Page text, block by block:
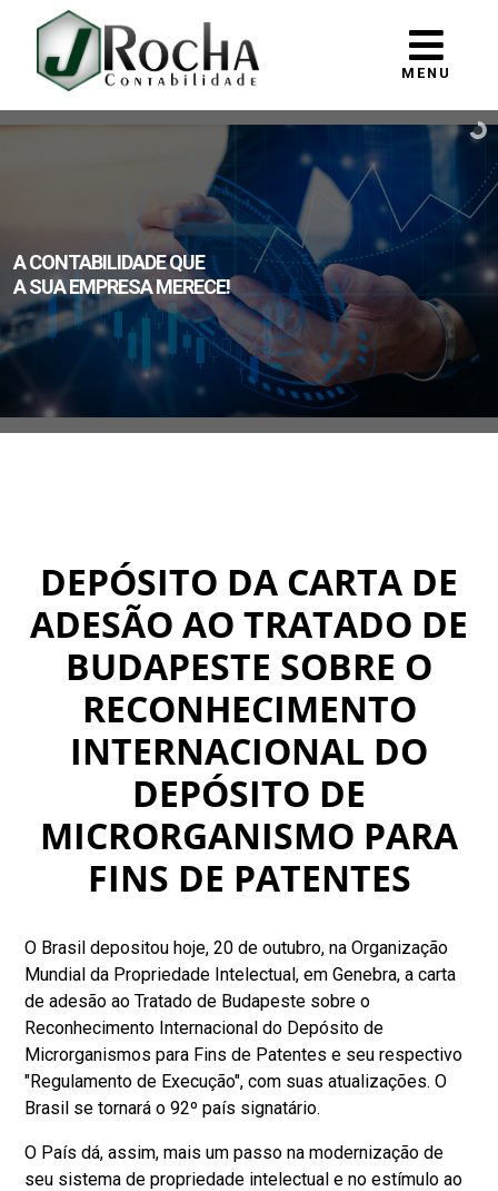
MENU
A CONTABILIDADE QUE
A SUA EMPRESA MERECE!
DEPÓSITO DA CARTA DE
ADESÃO AO TRATADO DE
BUDAPESTE SOBRE O
RECONHECIMENTO
INTERNACIONAL DO
DEPÓSITO DE
MICRORGANISMO PARA
FINS DE PATENTES
O Brasil depositou hoje, 20 de outubro, na Organização
Mundial da Propriedade Intelectual, em Genebra, a carta
de adesão ao Tratado de Budapeste sobre o
Reconhecimento Internacional do Depósito de
Microrganismos para Fins de Patentes e seu respectivo
"Regulamento de Execução", com suas atualizações. O
Brasil se tornará o 92º país signatário.
O País dá, assim, mais um passo na modernização de
seu sistema de propriedade intelectual e no estímulo ao